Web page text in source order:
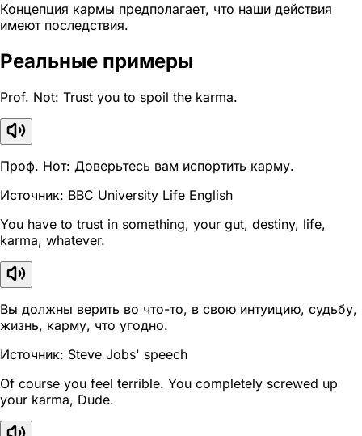
Концепция кармы предполагает, что наши действия
имеют последствия.
Реальные примеры
Prof. Not: Trust you to spoil the karma.
Проф. Нот: Доверьтесь вам испортить карму.
Источник: BBC University Life English
You have to trust in something, your gut, destiny, life,
karma, whatever.
Вы должны верить во что-то, в свою интуицию, судьбу,
жизнь, карму, что угодно.
Источник: Steve Jobs' speech
Of course you feel terrible. You completely screwed up
your karma, Dude.